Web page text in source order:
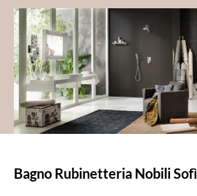
in
Bagno Rubinetteria Nobili Sofì